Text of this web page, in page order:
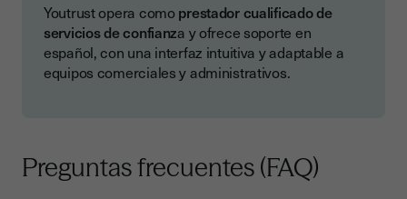
Youtrust opera comoprestador cualificado de
servicios de confianza y ofrece soporte en
español, con una interfaz intuitiva y adaptable a
equipos comerciales y administrativos.
Preguntas frecuentes (FAQ)